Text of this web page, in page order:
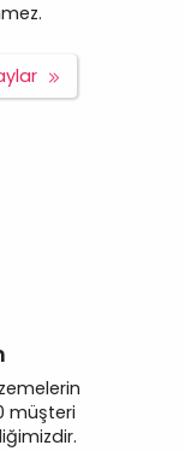
müşteri